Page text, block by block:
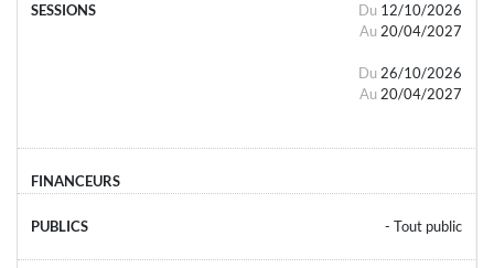
Du 12/10/2026
Au 20/04/2027
Du 26/10/2026
Au 20/04/2027
- Tout public